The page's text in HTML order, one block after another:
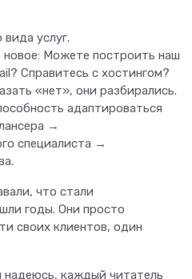
услуг.
новое: Можете построить наш
Справитесь с хостингом?
«нет», они разбирались.
адаптироваться
→
специалиста →
что стали
годы. Они просто
своих клиентов, один
надеюсь, каждый читатель